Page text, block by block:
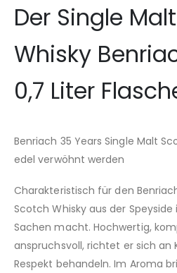
Der Single
Whisky
0,7 Liter
Benriach 35 Years Single Malt
edel verwöhnt werden
Charakteristisch für den
Scotch Whisky aus der
Sachen macht. Hochwertig,
anspruchsvoll, richtet er sich an
Respekt behandeln. Im Aroma